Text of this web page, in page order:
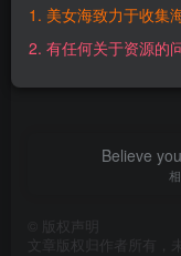
https://
pwd=h3ng 【提取
Believe
版权声明
文章版权归作者所有，
1. 美女海致力于收集
2. 有任何关于资源的